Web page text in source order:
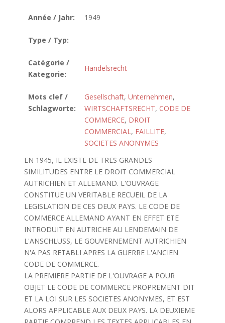
Année / Jahr: 1949
Type / Typ:
Catégorie /
Kategorie:
Handelsrecht
Mots clef /
Schlagworte:
Gesellschaft, Unternehmen,
WIRTSCHAFTSRECHT, CODE DE
COMMERCE, DROIT
COMMERCIAL, FAILLITE,
SOCIETES ANONYMES
EN 1945, IL EXISTE DE TRES GRANDES
SIMILITUDES ENTRE LE DROIT COMMERCIAL
AUTRICHIEN ET ALLEMAND. L'OUVRAGE
CONSTITUE UN VERITABLE RECUEIL DE LA
LEGISLATION DE CES DEUX PAYS. LE CODE DE
COMMERCE ALLEMAND AYANT EN EFFET ETE
INTRODUIT EN AUTRICHE AU LENDEMAIN DE
L'ANSCHLUSS, LE GOUVERNEMENT AUTRICHIEN
N'A PAS RETABLI APRES LA GUERRE L'ANCIEN
CODE DE COMMERCE.
LA PREMIERE PARTIE DE L'OUVRAGE A POUR
OBJET LE CODE DE COMMERCE PROPREMENT DIT
ET LA LOI SUR LES SOCIETES ANONYMES, ET EST
ALORS APPLICABLE AUX DEUX PAYS. LA DEUXIEME